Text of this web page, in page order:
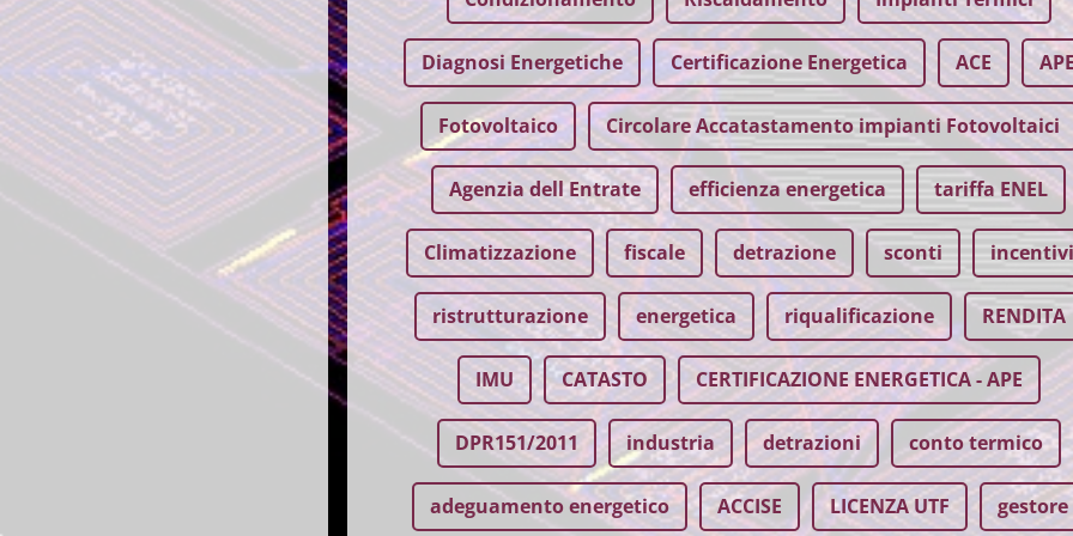
Diagnosi Energetiche Certificazione Energetica ACE
Fotovoltaico Circolare Accatastamento impianti Fotovoltaici
Agenzia dell Entrate efficienza energetica tariffa ENEL
Climatizzazione fiscale detrazione sconti incentivi
ristrutturazione energetica riqualificazione RENDITA
IMU CATASTO CERTIFICAZIONE ENERGETICA - APE
DPR151/2011 industria detrazioni conto termico
adeguamento energetico ACCISE LICENZA UTF gestore